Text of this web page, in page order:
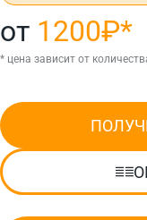
от 1200₽*
* цена зависит от